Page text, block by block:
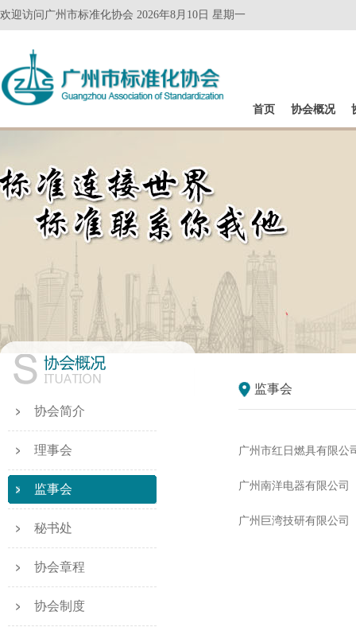
欢迎访问广州市标准化协会 2026年8月10日 星期一
首页 协会概况
协会简介
理事会
监事会
秘书处
协会章程
协会制度
监事会
广州市红日燃具有限公
广州南洋电器有限公司
广州巨湾技研有限公司